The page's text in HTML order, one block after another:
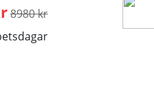
Ordinarie pris:
8980 kr